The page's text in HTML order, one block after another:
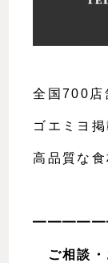
全国700店
ゴエミヨ
高品質な食
ご相談・